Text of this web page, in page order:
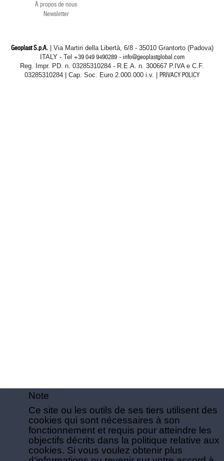
À propos de nous
Newsletter
Geoplast S.p.A.| Via Martiri della Libertà, 6/8 - 35010 Grantorto (Padova)
ITALY - Tel +39 049 9490289 - info@geoplastglobal.com
Reg. Impr. PD. n. 03285310284 - R.E.A. n. 300667 P.IVA e C.F.
03285310284 | Cap. Soc. Euro 2.000.000 i.v. |
PRIVACY POLICY
Note
Ce site ou les outils de ses tiers utilisent des
cookies qui sont nécessaires à son
fonctionnement et requis pour atteindre les
objectifs décrits dans la politique relative aux
cookies. Si vous voulez obtenir plus